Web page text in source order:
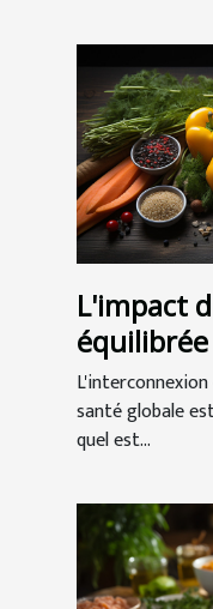
L'impact
santé globale
quel est...